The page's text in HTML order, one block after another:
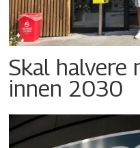
Skal halvere
innen 2030